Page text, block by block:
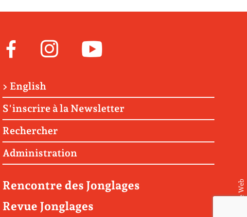
Facebook
Instagram
> English
S'inscrire à la Newsletter
Rechercher
Administration
Rencontre des Jonglages
Revue Jonglages
© Matière Web